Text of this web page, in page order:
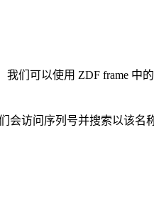
们可以使用 ZDF frame 中
会访问序列号并搜索以该名